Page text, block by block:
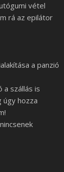
vétel
rá az epilátor
a panzió
a szállás is
úgy hozza